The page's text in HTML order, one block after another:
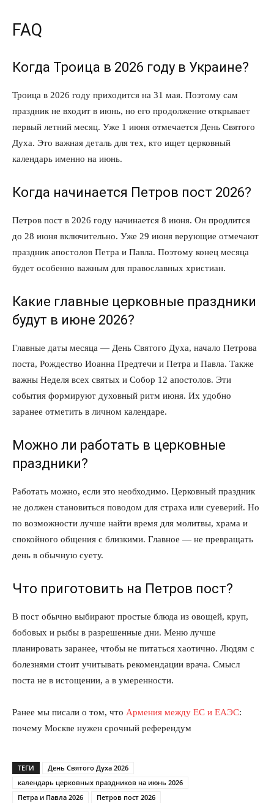
FAQ
Когда Троица в 2026 году в Украине?
Троица в 2026 году приходится на 31 мая. Поэтому сам
праздник не входит в июнь, но его продолжение открывает
первый летний месяц. Уже 1 июня отмечается День Святого
Духа. Это важная деталь для тех, кто ищет церковный
календарь именно на июнь.
Когда начинается Петров пост 2026?
Петров пост в 2026 году начинается 8 июня. Он продлится
до 28 июня включительно. Уже 29 июня верующие отмечают
праздник апостолов Петра и Павла. Поэтому конец месяца
будет особенно важным для православных христиан.
Какие главные церковные праздники
будут в июне 2026?
Главные даты месяца — День Святого Духа, начало Петрова
поста, Рождество Иоанна Предтечи и Петра и Павла. Также
важны Неделя всех святых и Собор 12 апостолов. Эти
события формируют духовный ритм июня. Их удобно
заранее отметить в личном календаре.
Можно ли работать в церковные
праздники?
Работать можно, если это необходимо. Церковный праздник
не должен становиться поводом для страха или суеверий. Но
по возможности лучше найти время для молитвы, храма и
спокойного общения с близкими. Главное — не превращать
день в обычную суету.
Что приготовить на Петров пост?
В пост обычно выбирают простые блюда из овощей, круп,
бобовых и рыбы в разрешенные дни. Меню лучше
планировать заранее, чтобы не питаться хаотично. Людям с
болезнями стоит учитывать рекомендации врача. Смысл
поста не в истощении, а в умеренности.
Ранее мы писали о том, что Армения между ЕС и ЕАЭС:
почему Москве нужен срочный референдум
ТЕГИ
День Святого Духа 2026
календарь церковных праздников на июнь 2026
Петра и Павла 2026
Петров пост 2026